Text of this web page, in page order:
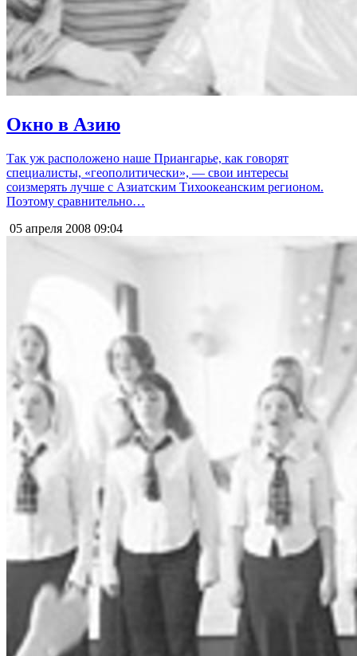
Окно в Азию
Так уж расположено наше Приангарье, как говорят
специалисты, «геополитически», — свои интересы
соизмерять лучше с Азиатским Тихоокеанским регионом.
Поэтому сравнительно…
05 апреля 2008 09:04